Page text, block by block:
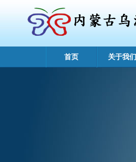
首页 关于我们